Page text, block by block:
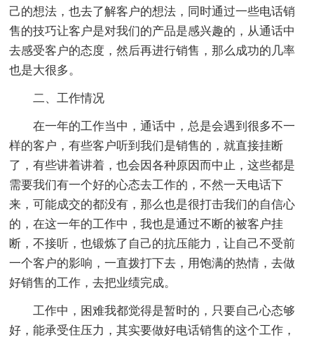
己的想法，也去了解客户的想法，同时通过一些电话销
售的技巧让客户是对我们的产品是感兴趣的，从通话中
去感受客户的态度，然后再进行销售，那么成功的几率
也是大很多。
二、工作情况
在一年的工作当中，通话中，总是会遇到很多不一
样的客户，有些客户听到我们是销售的，就直接挂断
了，有些讲着讲着，也会因各种原因而中止，这些都是
需要我们有一个好的心态去工作的，不然一天电话下
来，可能成交的都没有，那么也是很打击我们的自信心
的，在这一年的工作中，我也是通过不断的被客户挂
断，不接听，也锻炼了自己的抗压能力，让自己不受前
一个客户的影响，一直拨打下去，用饱满的热情，去做
好销售的工作，去把业绩完成。
工作中，困难我都觉得是暂时的，只要自己心态够
好，能承受住压力，其实要做好电话销售的这个工作，